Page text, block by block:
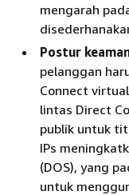
mengarah
Postur
pelanggan
Connect
lintas Direct
publik untuk
IPs
(DOS), yang
untuk